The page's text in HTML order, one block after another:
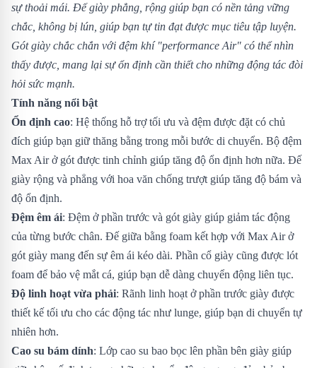
sự thoải mái. Đế giày phẳng, rộng giúp bạn có nền tảng vững
chắc, không bị lún, giúp bạn tự tin đạt được mục tiêu tập luyện.
Gót giày chắc chắn với đệm khí "performance Air" có thể nhìn
thấy được, mang lại sự ổn định cần thiết cho những động tác đòi
hỏi sức mạnh.
Tính năng nổi bật
Ổn định cao: Hệ thống hỗ trợ tối ưu và đệm được đặt có chủ
đích giúp bạn giữ thăng bằng trong mỗi bước di chuyển. Bộ đệm
Max Air ở gót được tinh chỉnh giúp tăng độ ổn định hơn nữa. Đế
giày rộng và phẳng với hoa văn chống trượt giúp tăng độ bám và
độ ổn định.
Đệm êm ái: Đệm ở phần trước và gót giày giúp giảm tác động
của từng bước chân. Đế giữa bằng foam kết hợp với Max Air ở
gót giày mang đến sự êm ái kéo dài. Phần cổ giày cũng được lót
foam để bảo vệ mắt cá, giúp bạn dễ dàng chuyển động liên tục.
Độ linh hoạt vừa phải: Rãnh linh hoạt ở phần trước giày được
thiết kế tối ưu cho các động tác như lunge, giúp bạn di chuyển tự
nhiên hơn.
Cao su bám dính: Lớp cao su bao bọc lên phần bên giày giúp